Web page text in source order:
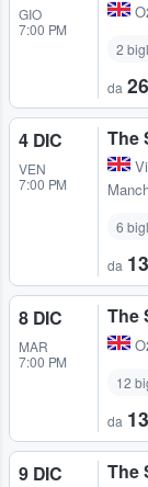
GIO
7:00 PM
2
da
4 DIC
VEN
7:00 PM
The
6
da
8 DIC
MAR
7:00 PM
The
12
da
9 DIC The